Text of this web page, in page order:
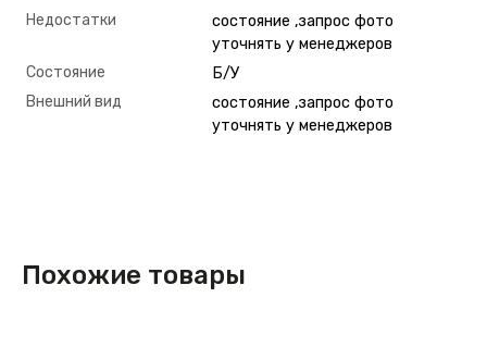
Недостатки
состояние ,запрос фото
уточнять у менеджеров
Состояние
Б/У
Внешний вид
состояние ,запрос фото
уточнять у менеджеров
Похожие товары